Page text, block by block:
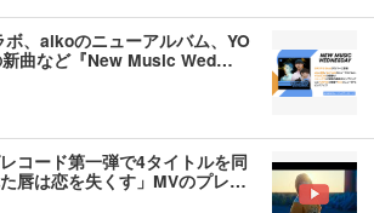
、aikoのニューアルバム、YO
新曲など『New Music Wed…
コード第一弾で4タイトルを同
唇は恋を失くす」MVのプレ…